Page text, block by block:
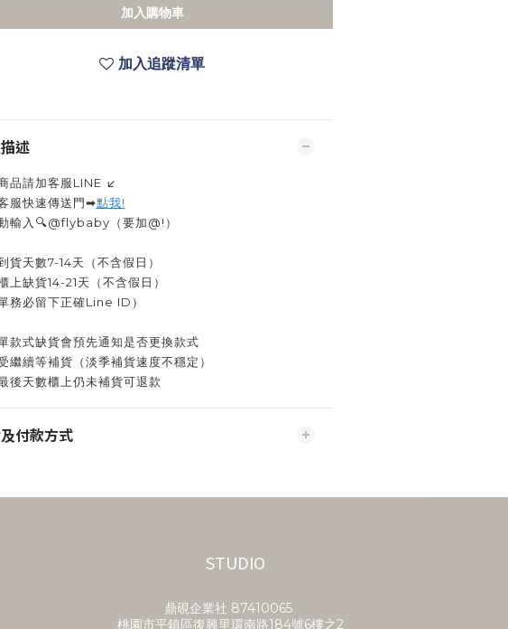
加入購物車
加入追蹤清單
述
品請加客服LINE ↙️
服快速傳送門➡點我!
輸入🔍@flybaby（要加@!）
貨天數7-14天（不含假日）
上缺貨14-21天（不含假日）
單務必留下正確Line ID）
款式缺貨會預先通知是否更換款式
繼續等補貨（淡季補貨速度不穩定）
後天數櫃上仍未補貨可退款
付款方式
STUDIO
鼎硯企業社​ 87410065
桃園市平鎮區復興里環南路184號6樓之2